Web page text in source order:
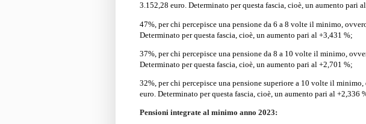
3.152,28‬ euro. Determinato per questa fascia, cioè, un aumento pari al
47%, per chi percepisce una pensione da 6 a 8 volte il minimo,
Determinato per questa fascia, cioè, un aumento pari al +3,431 %;
37% , per chi percepisce una pensione da 8 a 10 volte il minimo,
Determinato per questa fascia, cioè, un aumento pari al +2,701 %;
32%, per chi percepisce una pensione superiore a 10 volte il minimo,
euro . Determinato per questa fascia, cioè, un aumento pari al +2,336
Pensioni integrate al minimo anno 2023: